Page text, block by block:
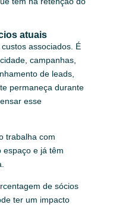
atuais
associados. É
campanhas,
de leads,
permaneça durante
esse
trabalha com
espaço e já têm
de sócios
ter um impacto